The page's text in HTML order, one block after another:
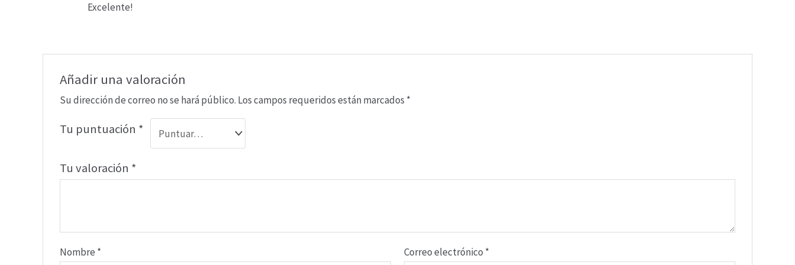
5de 5
Excelente!
Añadir una valoración
Su dirección de correo no se hará público. Los campos requeridos están marcados *
Tu puntuación *
Tu valoración *
Nombre * Correo electrónico *